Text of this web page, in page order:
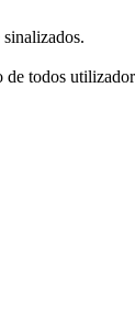
todos